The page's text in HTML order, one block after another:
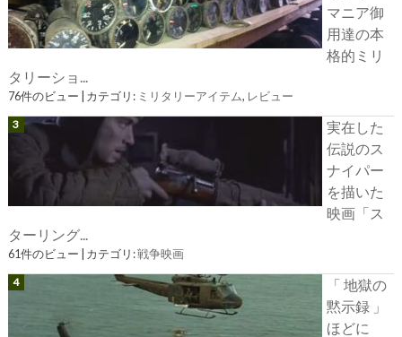
マニア御
用達の本
格的ミリ
タリーショ...
76件のビュー | カテゴリ: ミリタリーアイテム, レビュー
実在した
伝説のス
ナイパー
を描いた
映画「ス
ターリング...
61件のビュー | カテゴリ:戦争映画
「 地獄の
黙示録 」
ほどに